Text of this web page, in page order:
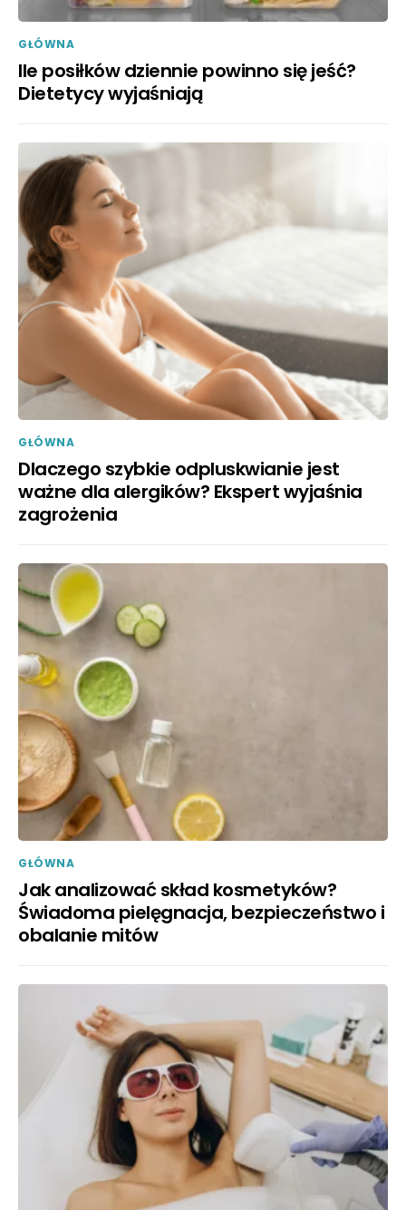
GŁÓWNA
Ile posiłków dziennie powinno się jeść?
Dietetycy wyjaśniają
GŁÓWNA
Dlaczego szybkie odpluskwianie jest
ważne dla alergików? Ekspert wyjaśnia
zagrożenia
GŁÓWNA
Jak analizować skład kosmetyków?
Świadoma pielęgnacja, bezpieczeństwo i
obalanie mitów